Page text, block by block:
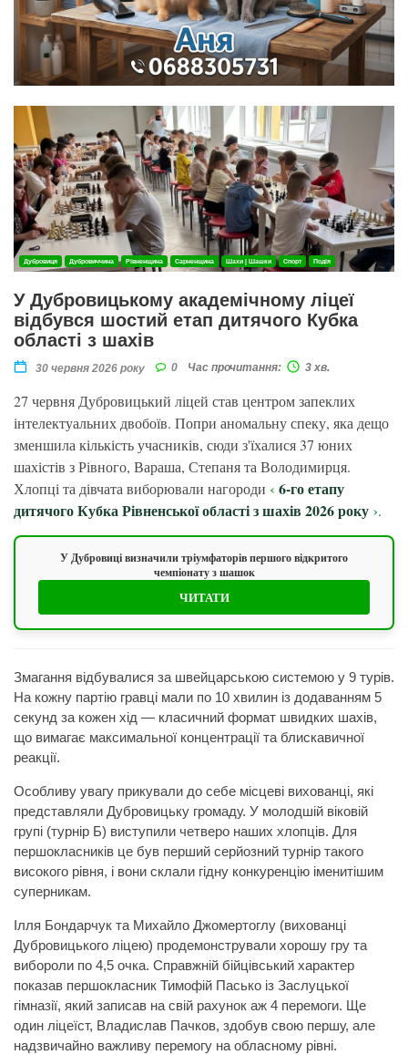
Дубровиця Дубровиччина Рівненщина Сарненщина Шахи | Шашки Спорт Подія
У Дубровицькому академічному ліцеї
відбувся шостий етап дитячого Кубка
області з шахів
30 червня 2026 року 0 Час прочитання: 3 хв.
27 червня Дубровицький ліцей став центром запеклих
інтелектуальних двобоїв. Попри аномальну спеку, яка дещо
зменшила кількість учасників, сюди з'їхалися 37 юних
шахістів з Рівного, Вараша, Степаня та Володимирця.
Хлопці та дівчата виборювали нагороди
6-го етапу
дитячого Кубка Рівненської області з шахів 2026 року .
У Дубровиці визначили тріумфаторів першого відкритого
чемпіонату з шашок
ЧИТАТИ
Змагання відбувалися за швейцарською системою у 9 турів.
На кожну партію гравці мали по 10 хвилин із додаванням 5
секунд за кожен хід — класичний формат швидких шахів,
що вимагає максимальної концентрації та блискавичної
реакції.
Особливу увагу прикували до себе місцеві вихованці, які
представляли Дубровицьку громаду. У молодшій віковій
групі (турнір Б) виступили четверо наших хлопців. Для
першокласників це був перший серйозний турнір такого
високого рівня, і вони склали гідну конкуренцію іменитішим
суперникам.
Ілля Бондарчук та Михайло Джомертоглу (вихованці
Дубровицького ліцею) продемонстрували хорошу гру та
вибороли по 4,5 очка. Справжній бійцівський характер
показав першокласник Тимофій Пасько із Заслуцької
гімназії, який записав на свій рахунок аж 4 перемоги. Ще
один ліцеїст, Владислав Пачков, здобув свою першу, але
надзвичайно важливу перемогу на обласному рівні.